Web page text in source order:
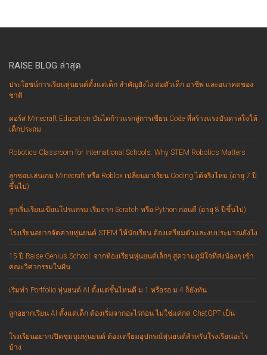
RAISE BLOG ล่าสุด
ประโยชน์การเรียนหุ่นยนต์ตั้งแต่เด็ก สำคัญยังไง ต่อตัวเด็ก อาชีพ และอนาคตของ
ชาติ
คอร์ส Minecraft Education บันไดก้าวแรกสู่การเขียน Code ที่สร้างแรงบันดาลใจให้
เด็กประถม
Robotics Classroom for International Schools: Why STEM Robotics Matters
ลูกชอบเล่นเกม Minecraft หรือ Roblox เปลี่ยนมาเรียน Coding ได้จริงไหม (อายุ 7 ปี
ขึ้นไป)
ลูกเริ่มเรียนเขียนโปรแกรม เริ่มจาก Scratch หรือ Python ก่อนดี (อายุ 8 ปีขึ้นไป)
โรงเรียนอยากจัดค่ายหุ่นยนต์ STEM ให้นักเรียน ต้องเตรียมตัวและงบประมาณยังไง
15 ปี Raise Genius School: จากห้องเรียนหุ่นยนต์เล็กๆ สู่ความภูมิใจที่ส่งน้องๆ เข้า
คณะวิศวกรรมในฝัน
เริ่มทำ Portfolio หุ่นยนต์ AI ตั้งแต่ชั้นไหนดี ม.1 หรือรอ ม.4 ก็ยังทัน
ลูกอยากเรียน AI ตั้งแต่เด็ก ต้องเริ่มจากอะไรก่อน ไม่ใช่แค่กด ChatGPT เป็น
โรงเรียนอยากเปิดชุมนุมหุ่นยนต์ ต้องเตรียมอุปกรณ์หุ่นยนต์สำหรับโรงเรียนอะไร
บ้าง